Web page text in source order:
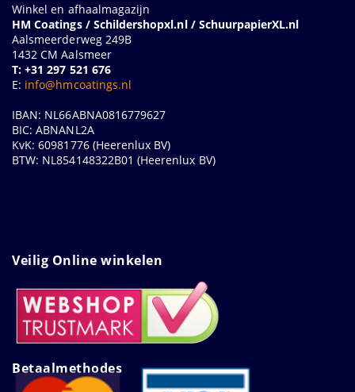
Winkel en afhaalmagazijn
HM Coatings / Schildershopxl.nl / SchuurpapierXL.nl
Aalsmeerderweg 249B
1432 CM Aalsmeer
T: +31 297 521 676
E: info@hmcoatings.nl
IBAN: NL66ABNA0816779627
BIC: ABNANL2A
KvK: 60981776 (Heerenlux BV)
BTW: NL854148322B01 (Heerenlux BV)
Veilig Online winkelen
Betaalmethodes